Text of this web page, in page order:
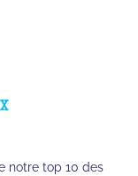
notre top 10 des